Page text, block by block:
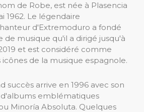
de Robe, est née à Plasencia
1962. Le légendaire
d'Extremoduro a fondé
de musique qu'il a dirigé jusqu'à
et est considéré comme
icônes de la musique espagnole.
succès arrive en 1996 avec son
d'albums emblématiques
Minoría Absoluta. Quelques